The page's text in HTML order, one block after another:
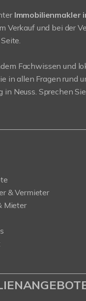
Immobilienmakler
Verkauf und bei der
Fachwissen und
in allen Fragen rund
in Neuss. Sprechen
& Vermieter
Mieter